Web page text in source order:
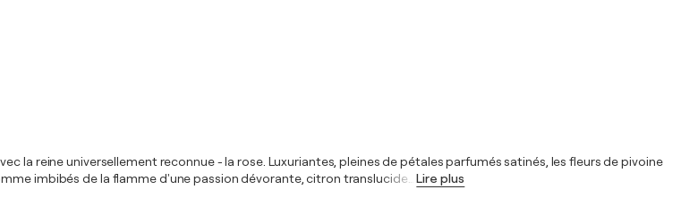
la reine universellement reconnue - la rose. Luxuriantes, pleines de pétales parfumés satinés, les fleurs de pivoine
imbibés de la flamme d'une passion dévorante, citron translucide
Lire plus